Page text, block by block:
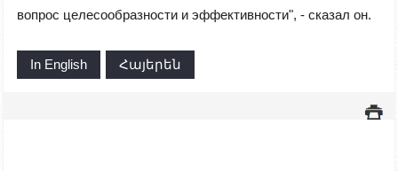
вопрос целесообразности и эффективности", - сказал он.
In English Հայերեն